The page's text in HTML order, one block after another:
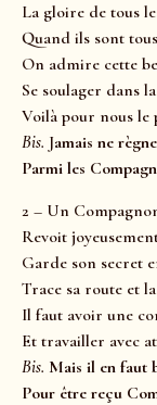
La gloire de tous
Quand ils sont
On admire cette
Se soulager dans
Voilà pour nous le
Bis. Jamais ne
Parmi les
2 – Un
Revoit
Garde son secret
Trace sa route et
Il faut avoir une
Et travailler avec
Bis. Mais il en faut
Pour être reçu